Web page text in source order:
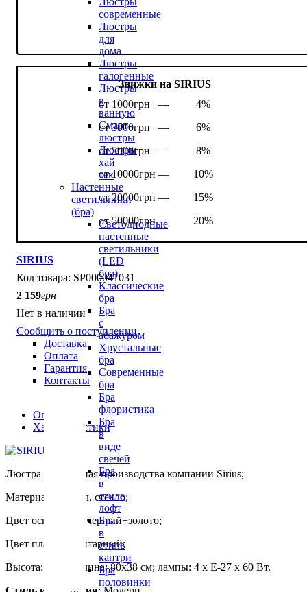
современные
Люстры
для
дома
Люстры
галогенные
Люстры
в
ванную
Смарт-
люстры
Люстры
хай
тек
Настенные
светильники
(бра)
Светодиодные
настенные
светильники
(LED
бра)
Классические
бра
Бра
с
абажуром
Хрустальные
бра
Современные
бра
Бра
флористика
Бра
в
виде
свечей
Бра
в
стиле
лофт
Бра
в
стиле
кантри
Бра
половинки
Знижки на SIRIUS
от 1000грн —
4%
от 3000грн —
6%
от 5000грн —
8%
от 10000грн —
10%
от 20000грн —
15%
от 50000грн —
20%
SIRIUS
SP000041031
2 159грн
Нет в наличии
Сообщить о поступлении
Доставка
Оплата
Гарантия
Контакты
Описание
Характеристики
Люстра потолочная производства компании Sirius;
Материал: металл, стекло;
Цвет основания: черный+золото;
Цвет плафона: янтарный;
Высота: 35 см; длина: 80х38 см; лампы: 4 х Е-27 х 60 Вт.